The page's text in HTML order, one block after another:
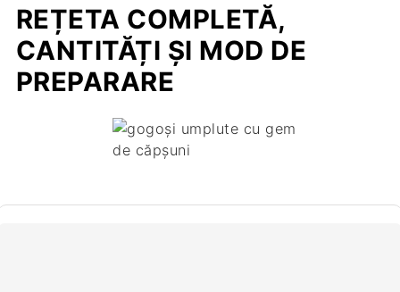
REȚETA COMPLETĂ,
CANTITĂȚI ȘI MOD DE
PREPARARE